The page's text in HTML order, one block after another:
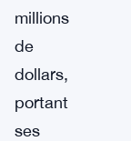
millions
de
dollars,
portant
ses